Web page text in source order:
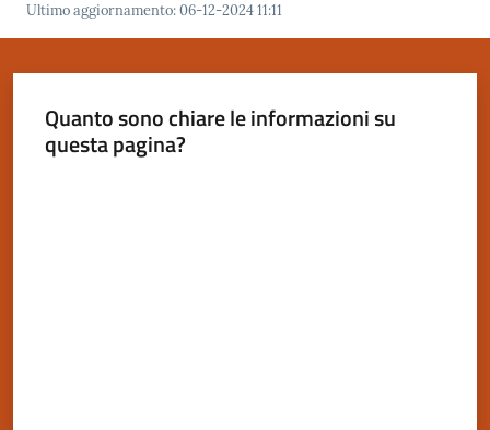
Menu selezionato
Ultimo aggiornamento:06-12-2024 11:11
Quanto sono chiare le informazioni su
questa pagina?